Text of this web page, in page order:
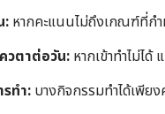
: หากคะแนนไม่ถึงเกณฑ์ที่กำ
วตาต่อวัน: หากเข้าทำไม่ไ
ทำ: บางกิจกรรมทำได้เพีย